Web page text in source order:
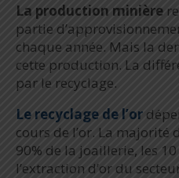
La production minière
partie
chaque année. Mais la
cette production. La
par le recyclage.
Le recyclage de l’or
cours de l’or. La majorité
90% de la joaillerie, les
l’extraction d’or du